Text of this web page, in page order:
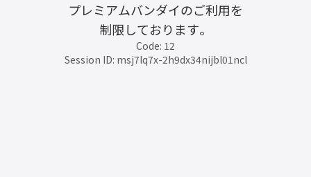
プレミアムバンダイのご利用を
制限しております。
Code: 12
Session ID: msj7lq7x-2h9dx34nijbl01ncl